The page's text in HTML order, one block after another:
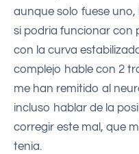
aunque solo fuese
si podria funcionar con
con la curva
complejo hable con 2
me han remitido al
incluso hablar de la
corregir este mal, que
tenia.